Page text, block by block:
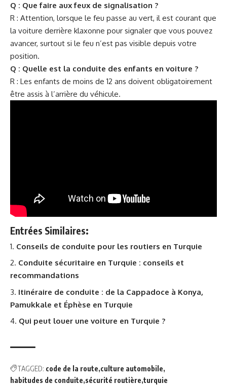
Q : Que faire aux feux de signalisation ?
R : Attention, lorsque le feu passe au vert, il est courant que
la voiture derrière klaxonne pour signaler que vous pouvez
avancer, surtout si le feu n’est pas visible depuis votre
position.
Q : Quelle est la conduite des enfants en voiture ?
R : Les enfants de moins de 12 ans doivent obligatoirement
être assis à l’arrière du véhicule.
Entrées Similaires:
Conseils de conduite pour les routiers en Turquie
Conduite sécuritaire en Turquie : conseils et
recommandations
Itinéraire de conduite : de la Cappadoce à Konya,
Pamukkale et Éphèse en Turquie
Qui peut louer une voiture en Turquie ?
TAGGED: code de la route culture automobile
habitudes de conduite sécurité routière turquie